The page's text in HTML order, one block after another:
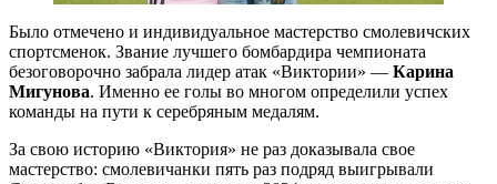
Было отмечено и индивидуальное мастерство смолевичских
спортсменок. Звание лучшего бомбардира чемпионата
безоговорочно забрала лидер атак «Виктории» — Карина
Мигунова. Именно ее голы во многом определили успех
команды на пути к серебряным медалям.
За свою историю «Виктория» не раз доказывала свое
мастерство: смолевичанки пять раз подряд выигрывали